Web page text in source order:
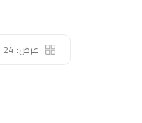
عرض: 24